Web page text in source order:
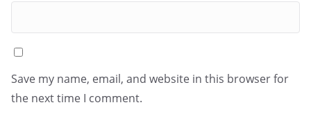
Save my name, email, and website in this browser for
the next time I comment.